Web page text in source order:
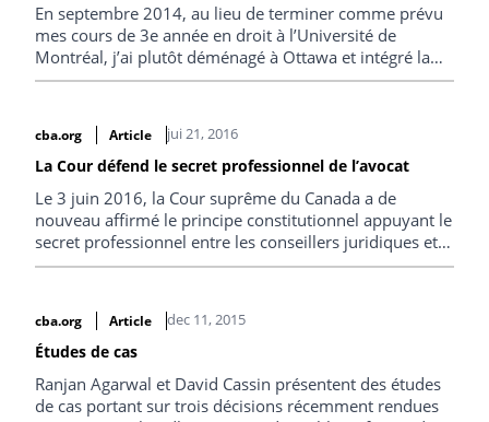
En septembre 2014, au lieu de terminer comme prévu
mes cours de 3e année en droit à l’Université de
Montréal, j’ai plutôt déménagé à Ottawa et intégré la
Faculté de droit civil de l’Université d’Ottawa.
cba.org Article jui 21, 2016
La Cour défend le secret professionnel de l’avocat
Le 3 juin 2016, la Cour suprême du Canada a de
nouveau affirmé le principe constitutionnel appuyant le
secret professionnel entre les conseillers juridiques et
leurs clients.
cba.org Article dec 11, 2015
Études de cas
Ranjan Agarwal et David Cassin présentent des études
de cas portant sur trois décisions récemment rendues